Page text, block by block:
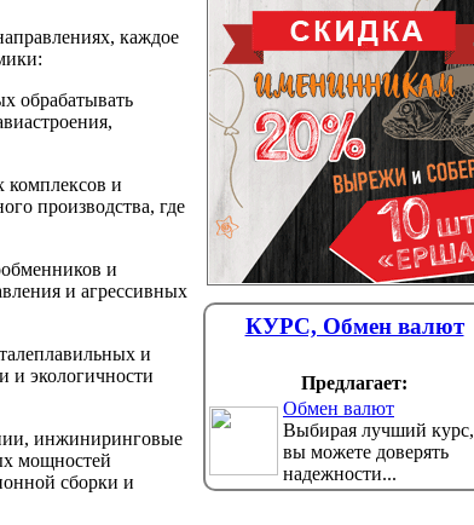
каждое
обрабатывать
комплексов и
производства, где
и
и агрессивных
и
и экологичности
инжиниринговые
мощностей
сборки и
КУРС, Обмен валют
Предлагает:
Обмен валют
Выбирая лучший курс,
вы можете доверять
надежности...